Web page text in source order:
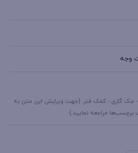
- جک گازی - کمک فنر. (جهت ویرایش این متن به
مراجعه نمایید.)